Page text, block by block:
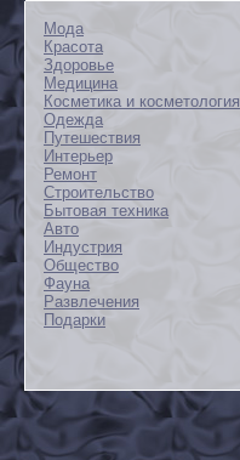
Мода
Красота
Здоровье
Медицина
Косметика и косметология
Одежда
Путешествия
Интерьер
Ремонт
Строительство
Бытовая техника
Авто
Индустрия
Общество
Фауна
Развлечения
Подарки